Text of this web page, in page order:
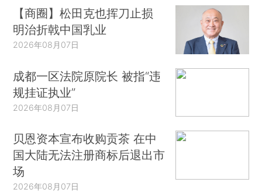
【商圈】松田克也挥刀止损
明治折戟中国乳业
2026年08月07日
成都一区法院原院长 被指“违
规挂证执业”
2026年08月07日
贝恩资本宣布收购贡茶 在中
国大陆无法注册商标后退出市
场
2026年08月07日